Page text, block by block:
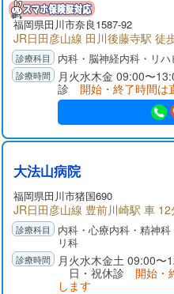
福岡県田川市奈良1587-92
JR日田彦山線 田川後藤寺駅 徒
内科・脳神経内科・リハ
月火水木金 09:00〜
診 開始・終了時間は
大法山病院
福岡県田川市猪国690
JR日田彦山線 豊前川崎駅 車 12
内科・心療内科・精神
リ科
月火水木金土 09:00
日・祝休診 開始・
します